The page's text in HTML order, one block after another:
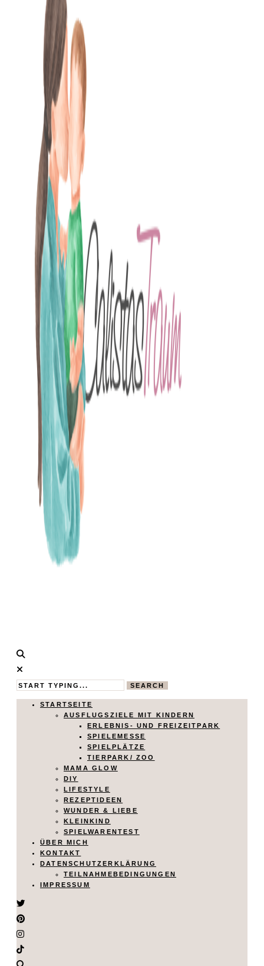
Calistas
Traum
MAMABLOG
SEARCH
STARTSEITE
AUSFLUGSZIELE MIT KINDERN
ERLEBNIS- UND FREIZEITPARK
SPIELEMESSE
SPIELPLÄTZE
TIERPARK/ ZOO
MAMA GLOW
DIY
LIFESTYLE
REZEPTIDEEN
WUNDER & LIEBE
KLEINKIND
SPIELWARENTEST
ÜBER MICH
KONTAKT
DATENSCHUTZERKLÄRUNG
TEILNAHMEBEDINGUNGEN
IMPRESSUM